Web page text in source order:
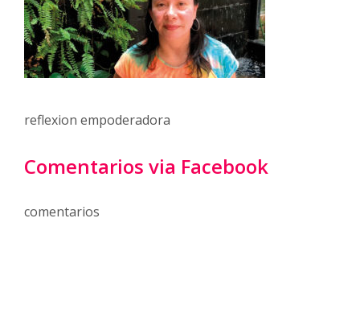
reflexion empoderadora
Comentarios via Facebook
comentarios